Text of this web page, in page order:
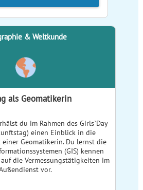
& Weltkunde
als Geomatikerin
du im Rahmen des Girls`Day
einen Einblick in die
Geomatikerin. Du lernst die
(GIS) kennen
die Vermessungstätigkeiten im
vor.